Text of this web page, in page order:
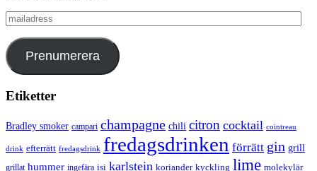
mailadress
Prenumerera
Etiketter
Bradley smoker campari champagne chili citron cocktail cointreau
drink efterrätt fredagsdrink fredagsdrinken förrätt gin grill
grillat hummer ingefära isi karlstein koriander kyckling lime molekylär